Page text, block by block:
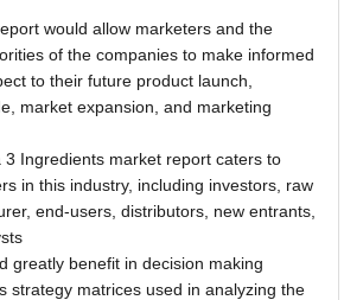
would allow marketers and the
of the companies to make informed
to their future product launch,
market expansion, and marketing
3 Ingredients market report caters to
in this industry, including investors, raw
end-users, distributors, new entrants,
greatly benefit in decision making
strategy matrices used in analyzing the